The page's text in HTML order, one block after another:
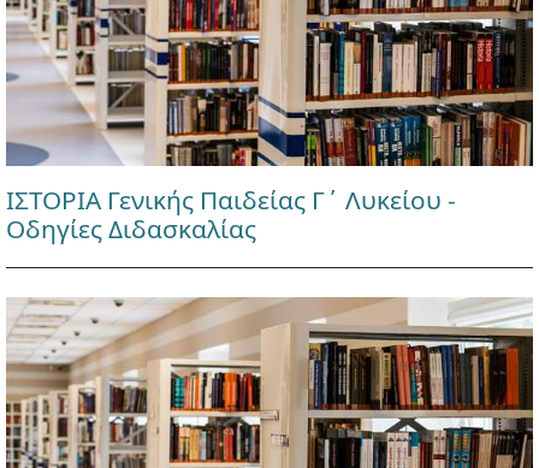
ΙΣΤΟΡΙΑ Γενικής Παιδείας Γ΄ Λυκείου -
Οδηγίες Διδασκαλίας